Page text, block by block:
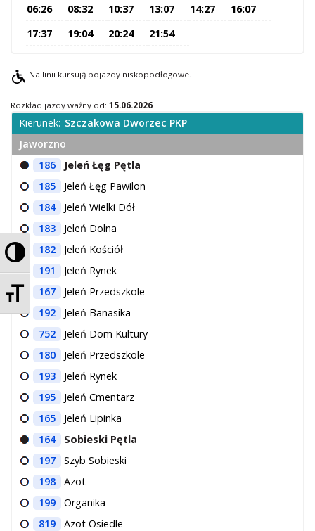
Przełącz wysoki kontrast
Zmień rozmiar czcionek
06:26 08:32 10:37 13:07 14:27
16:07
17:37
19:04 20:24 21:54
Na linii kursują pojazdy niskopodłogowe.
Rozkład jazdy ważny od: 15.06.2026
Kierunek: Szczakowa Dworzec PKP
Jaworzno
186
Jeleń Łęg Pętla
185
Jeleń Łęg Pawilon
184
Jeleń Wielki Dół
183
Jeleń Dolna
182
Jeleń Kościół
191
Jeleń Rynek
167
Jeleń Przedszkole
192
Jeleń Banasika
752
Jeleń Dom Kultury
180
Jeleń Przedszkole
193
Jeleń Rynek
195
Jeleń Cmentarz
165
Jeleń Lipinka
164
Sobieski Pętla
197
Szyb Sobieski
198
Azot
199
Organika
819
Azot Osiedle